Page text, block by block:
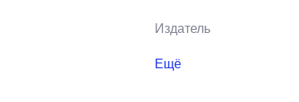
Издатель
Ещё